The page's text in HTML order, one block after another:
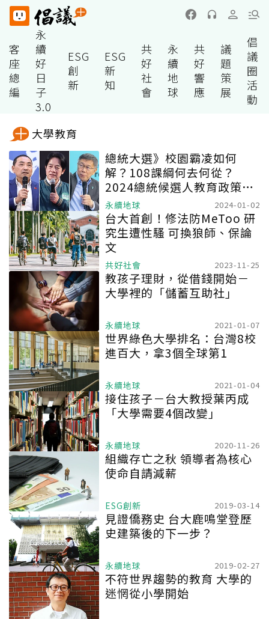
客
座
總
編
永
續
好
日
子
3.0
ESG
創
新
ESG
新
知
共
好
社
會
永
續
地
球
共
好
響
應
議
題
策
展
倡
議
圈
活
動
大學教育
總統大選》校園霸凌如何
解？108課綱何去何從？
2024總統候選人教育政策一
次看
永續地球 2024-01-02
台大首創！修法防MeToo 研
究生遭性騷 可換狼師、保論
文
共好社會 2023-11-25
教孩子理財，從借錢開始－
大學裡的「儲蓄互助社」
永續地球 2021-01-07
世界綠色大學排名：台灣8校
進百大，拿3個全球第1
永續地球 2021-01-04
接住孩子－台大教授葉丙成
「大學需要4個改變」
永續地球 2020-11-26
組織存亡之秋 領導者為核心
使命自請減薪
ESG創新 2019-03-14
見證僑務史 台大鹿鳴堂登歷
史建築後的下一步？
永續地球 2019-02-27
不符世界趨勢的教育 大學的
迷惘從小學開始